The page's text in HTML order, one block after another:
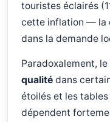
touristes éclairés
cette inflation — la
dans la demande
Paradoxalement,
qualité dans
étoilés et les
dépendent